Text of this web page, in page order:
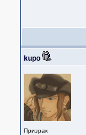
kupo
Призрак